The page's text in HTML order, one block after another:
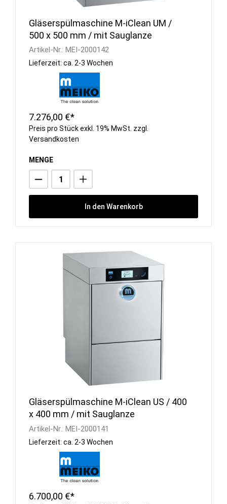
Gläserspülmaschine M-iClean UM /
500 x 500 mm / mit Sauglanze
Artikel-Nr.: MEI-2000142
Lieferzeit: ca. 2-3 Wochen
7.276,00 €*
Preis pro Stück exkl. 19% MwSt. zzgl.
Versandkosten
MENGE
In den Warenkorb
Gläserspülmaschine M-iClean US / 400
x 400 mm / mit Sauglanze
Artikel-Nr.: MEI-2000141
Lieferzeit: ca. 2-3 Wochen
6.700,00 €*